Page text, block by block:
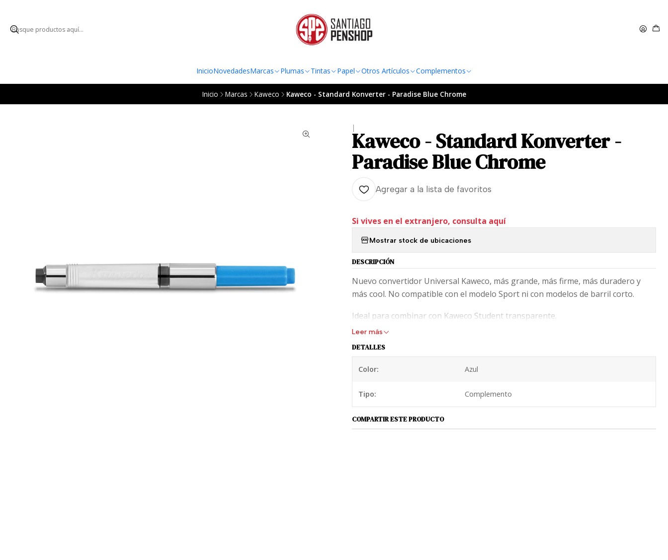
InicioNovedadesMarcas Plumas Tintas Papel Otros Artículos Complementos
Inicio Marcas Kaweco Kaweco - Standard Konverter - Paradise Blue Chrome
|
Kaweco - Standard Konverter -
Paradise Blue Chrome
Agregar a la lista de favoritos
Si vives en el extranjero, consulta aquí
Mostrar stock de ubicaciones
DESCRIPCIÓN
Nuevo convertidor Universal Kaweco, más grande, más firme, más duradero y
más cool. No compatible con el modelo Sport ni con modelos de barril corto.
Ideal para combinar con Kaweco Student transparente.
Leer más
DETALLES
Color: Azul
Tipo: Complemento
COMPARTIR ESTE PRODUCTO